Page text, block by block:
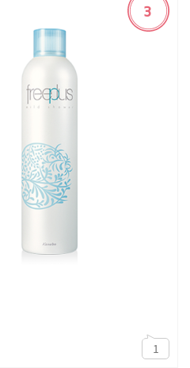
3
1